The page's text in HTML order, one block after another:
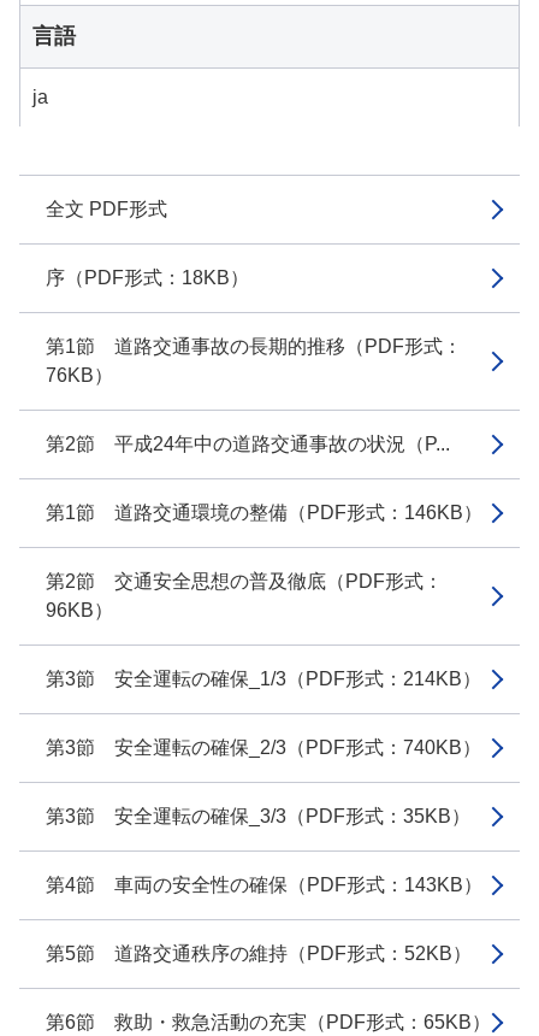
全文 PDF形式
序（PDF形式：18KB）
第1節 道路交通事故の長期的推移（PDF形式：
76KB）
第2節 平成24年中の道路交通事故の状況（P...
第1節 道路交通環境の整備（PDF形式：146KB）
第2節 交通安全思想の普及徹底（PDF形式：
96KB）
第3節 安全運転の確保_1/3（PDF形式：214KB）
第3節 安全運転の確保_2/3（PDF形式：740KB）
第3節 安全運転の確保_3/3（PDF形式：35KB）
第4節 車両の安全性の確保（PDF形式：143KB）
第5節 道路交通秩序の維持（PDF形式：52KB）
第6節 救助・救急活動の充実（PDF形式：65KB）
言語
ja